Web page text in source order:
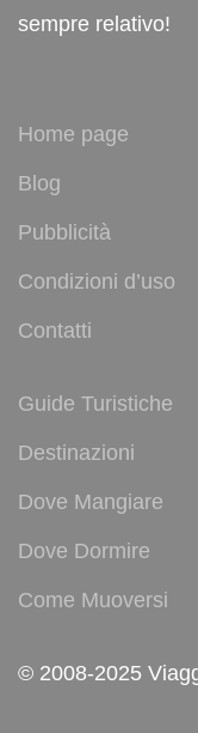
sempre relativo!
Home page
Blog
Pubblicità
Condizioni d’uso
Contatti
Guide Turistiche
Destinazioni
Dove Mangiare
Dove Dormire
Come Muoversi
© 2008-2025